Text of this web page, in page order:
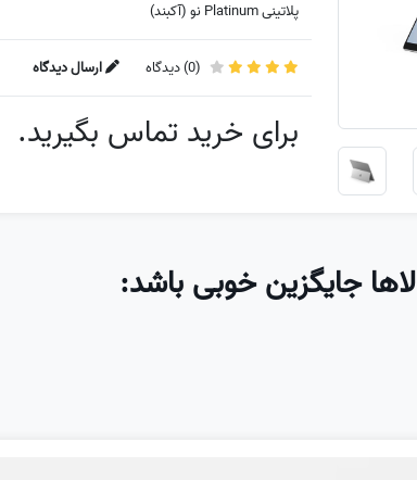
پلاتینی Platinum نو (آکبند)
(
0) دیدگاه ارسال دیدگاه
برای خرید تماس بگیرید.
جایگزین خوبی باشد: